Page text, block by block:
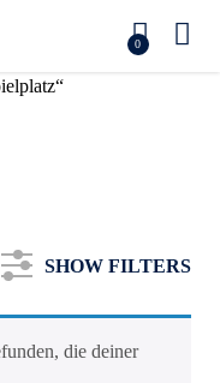
0
SHOW FILTERS
die deiner